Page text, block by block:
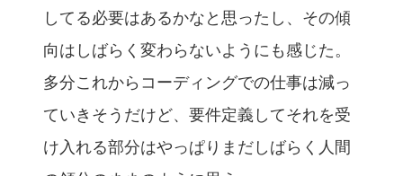
してる必要はあるかなと思ったし、その傾
向はしばらく変わらないようにも感じた。
多分これからコーディングでの仕事は減っ
ていきそうだけど、要件定義してそれを受
け入れる部分はやっぱりまだしばらく人間